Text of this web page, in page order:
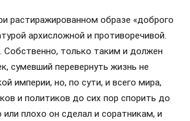
растиражированном образе «доброго
архисложной и противоречивой.
Собственно, только таким и должен
сумевший перевернуть жизнь не
империи, но, по сути, и всего мира,
и политиков до сих пор спорить до
плохо он сделал и соратникам, и